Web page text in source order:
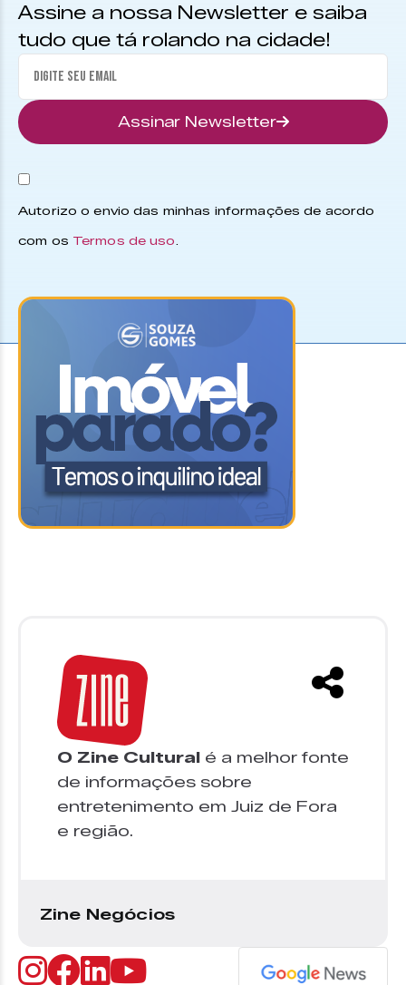
Assine a nossa Newsletter e saiba
tudo que tá rolando na cidade!
Assinar Newsletter
Autorizo o envio das minhas informações de acordo
com os Termos de uso
O Zine Cultural é a melhor fonte
de informações sobre
entretenimento em Juiz de Fora
e região.
Zine Negócios